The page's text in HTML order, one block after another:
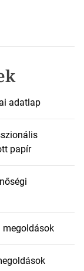
adatlap
papír
megoldások